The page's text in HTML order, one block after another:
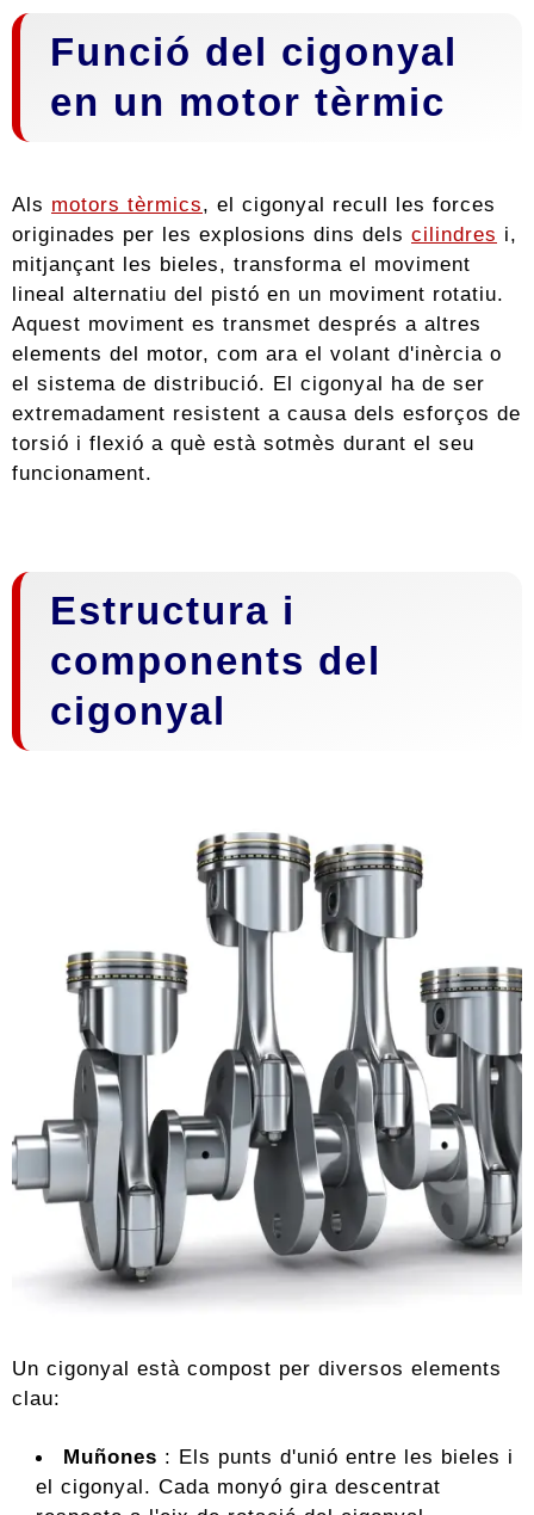
Funció del cigonyal
en un motor tèrmic
Als motors tèrmics, el cigonyal recull les forces
originades per les explosions dins dels cilindres i,
mitjançant les bieles, transforma el moviment
lineal alternatiu del pistó en un moviment rotatiu.
Aquest moviment es transmet després a altres
elements del motor, com ara el volant d'inèrcia o
el sistema de distribució. El cigonyal ha de ser
extremadament resistent a causa dels esforços de
torsió i flexió a què està sotmès durant el seu
funcionament.
Estructura i
components del
cigonyal
Un cigonyal està compost per diversos elements
clau:
Muñones : Els punts d'unió entre les bieles i
el cigonyal. Cada monyó gira descentrat